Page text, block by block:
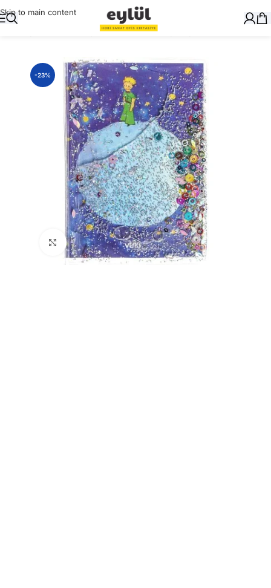
Skip to main content
Okul Gereçleri/Defter ve Kitap Kapları
-23%
Büyütmek için tıklayın